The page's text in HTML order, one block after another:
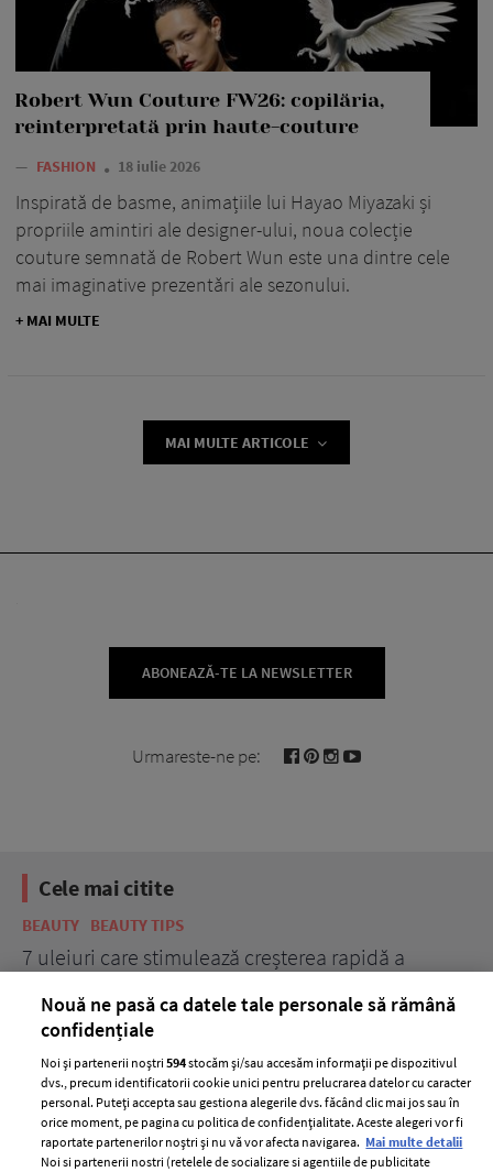
Robert Wun Couture FW26: copilăria,
reinterpretată prin haute-couture
— FASHION 18 iulie 2026
Inspirată de basme, animațiile lui Hayao Miyazaki și
propriile amintiri ale designer-ului, noua colecție
couture semnată de Robert Wun este una dintre cele
mai imaginative prezentări ale sezonului.
+ MAI MULTE
MAI MULTE ARTICOLE
ABONEAZĂ-TE LA NEWSLETTER
Urmareste-ne pe:
Cele mai citite
BEAUTY BEAUTY TIPS
7 uleiuri care stimulează creșterea rapidă a
Nouă ne pasă ca datele tale personale să rămână
confidențiale
Noi și partenerii noștri594stocăm și/sau accesăm informații pe dispozitivul
dvs., precum identificatorii cookie unici pentru prelucrarea datelor cu caracter
personal. Puteți accepta sau gestiona alegerile dvs. făcând clic mai jos sau în
orice moment, pe pagina cu politica de confidențialitate. Aceste alegeri vor fi
raportate partenerilor noștri și nu vă vor afecta navigarea. Mai multe detalii
Noi si partenerii nostri (retelele de socializare si agentiile de publicitate